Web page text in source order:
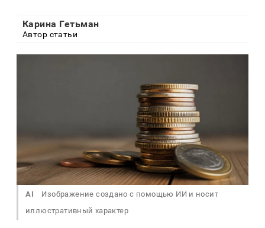
Карина Гетьман
Автор статьи
AI
Изображение создано с помощью ИИ и носит
иллюстративный характер